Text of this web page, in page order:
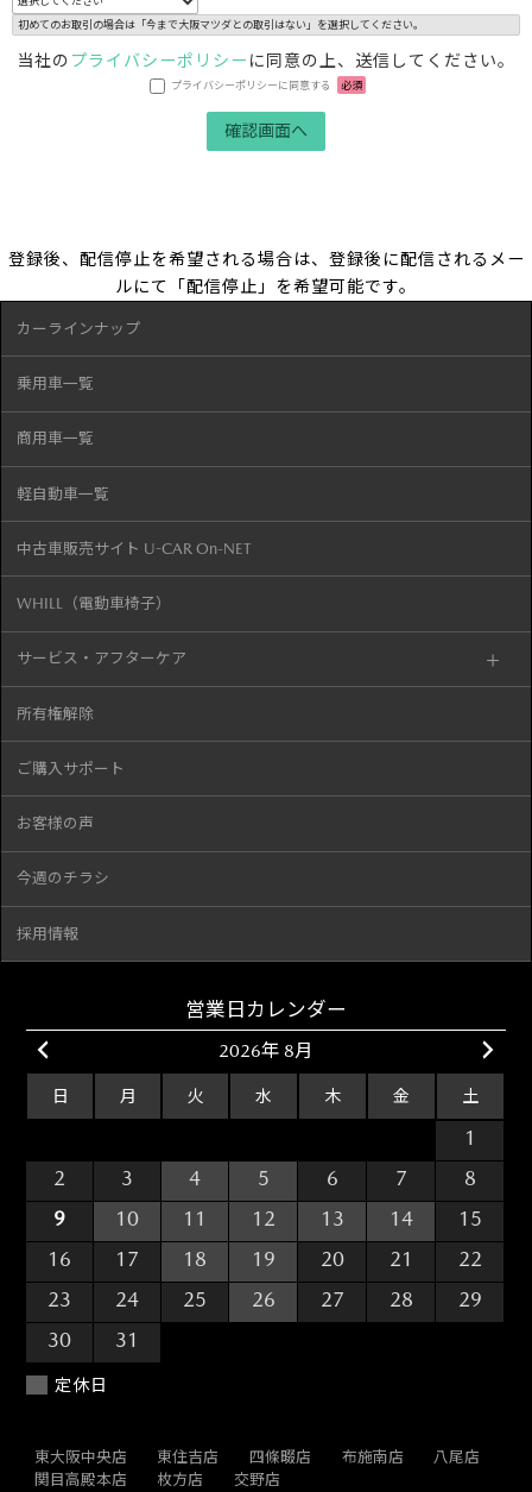
初めてのお取引の場合は「今まで大阪マツダとの取引はない」を選択してください。
当社の プライバシーポリシー に同意の上、送信してください。
プライバシーポリシーに同意する 必須
登録後、配信停止を希望される場合は、登録後に配信されるメー
ルにて「配信停止」を希望可能です。
カーラインナップ
乗用車一覧
商用車一覧
軽自動車一覧
中古車販売サイト U-CAR On-NET
WHILL（電動車椅子）
サービス・アフターケア
所有権解除
ご購入サポート
お客様の声
今週のチラシ
採用情報
営業日カレンダー
2026年 8月
日 月 火 水 木 金 土
1
2
3 4 5 6 7
8
9
10 11 12 13 14
15
16
17 18 19 20 21
22
23
24 25 26 27 28
29
30
31
定休日
東大阪中央店 東住吉店 四條畷店 布施南店
八尾店
関目高殿本店
枚方店 交野店